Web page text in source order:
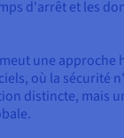
d'arrêt et les
une approche
où la sécurité
distincte, mais